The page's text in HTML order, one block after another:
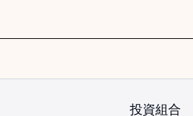
投資組合